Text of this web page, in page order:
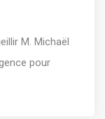
M. Michaël
pour